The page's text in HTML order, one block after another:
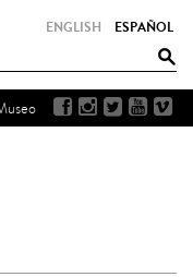
ESPAÑOL
ENGLISH